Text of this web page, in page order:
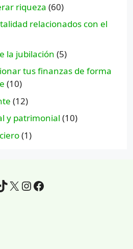
riqueza (60)
relacionados con el
la jubilación (5)
tus finanzas de forma
(10)
(12)
y patrimonial (10)
(1)
incógnita
Instagram
Facebook